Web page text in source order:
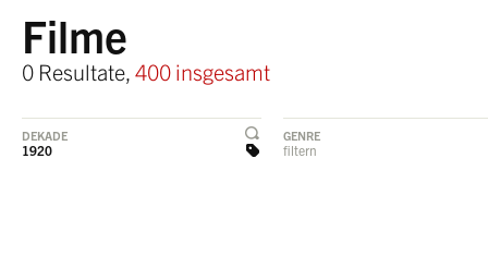
Filme
0 Resultate, 400 insgesamt
DEKADE
1920
GENRE
filtern